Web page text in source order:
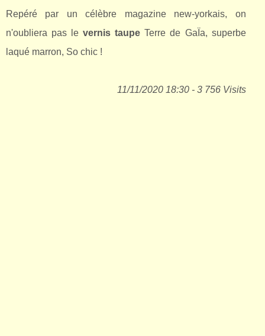
Repéré par un célèbre magazine new-yorkais, on
n'oubliera pas levernis taupe Terre de GaÏa, superbe
laqué marron, So chic !
11/11/2020 18:30 - 3 756 Visits